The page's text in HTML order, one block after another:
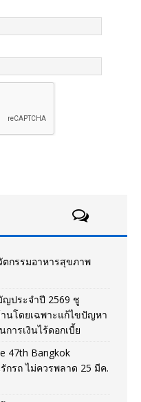
กรรมอาหารสุขภาพ
ประจำปี 2569 ชู
นโดยเฉพาะแก้ไขปัญหา
ารเงินไร้ดอกเบี้ย
47th Bangkok
รถ ไม่ควรพลาด 25 มีค.